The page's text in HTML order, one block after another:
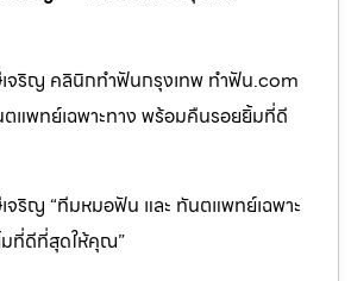
จริญ คลินิกทำฟันกรุงเทพ ทำฟัน.com
แพทย์เฉพาะทาง พร้อมคืนรอยยิ้มที่ดี
จริญ “ทีมหมอฟัน และ ทันตแพทย์เฉพาะ
ที่ดีที่สุดให้คุณ”